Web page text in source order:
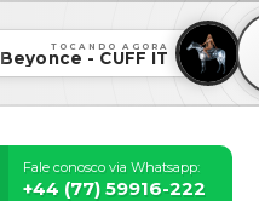
TOCANDO AGORA
Beyonce - CUFF IT
Fale conosco via Whatsapp:
+44 (77) 59916-222